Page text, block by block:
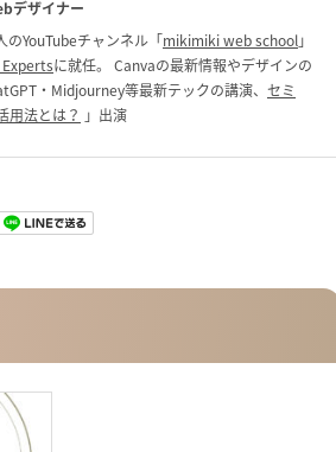
デザイナー
のYouTubeチャンネル「mikimiki web school」
に就任。 Canvaの最新情報やデザインの
・Midjourney等最新テックの講演、 セミ
用法とは？ 」出演